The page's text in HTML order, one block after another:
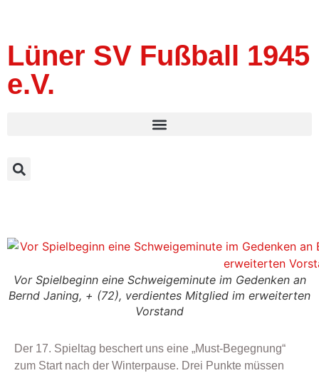
Lüner SV Fußball 1945
e.V.
Vor Spielbeginn eine Schweigeminute im Gedenken an
Bernd Janing, + (72), verdientes Mitglied im erweiterten
Vorstand
Der 17. Spieltag beschert uns eine „Must-Begegnung“
zum Start nach der Winterpause. Drei Punkte müssen